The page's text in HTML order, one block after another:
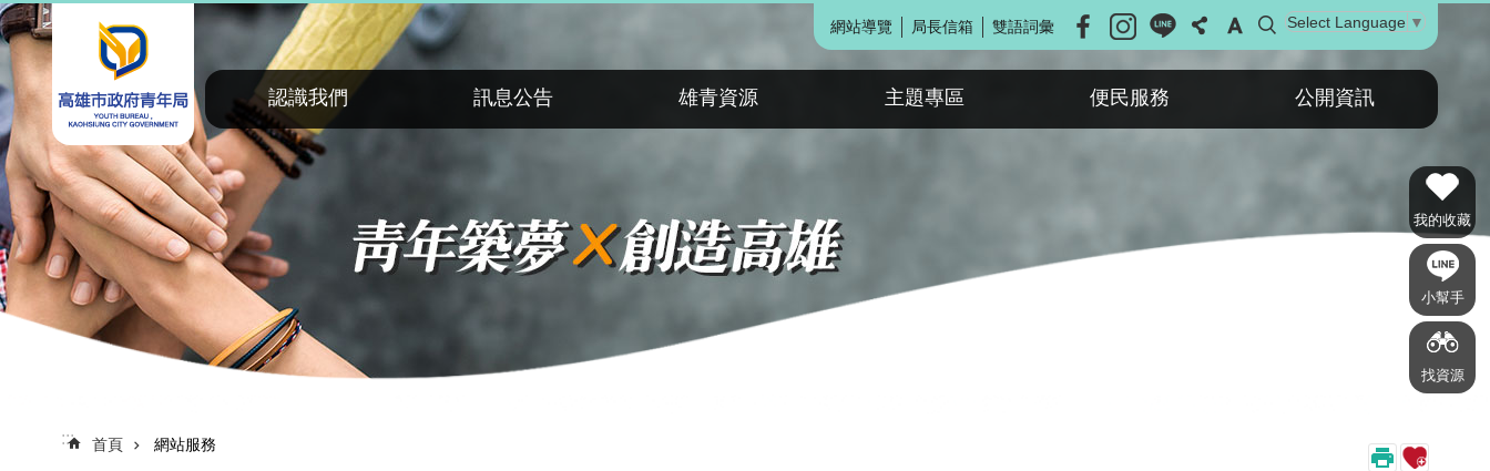
跳到主要內容區塊 網站導覽 局長信箱 雙語詞彙 Select Language ▼
認識我們 訊息公告 雄青資源 主題專區 便民服務 公開資訊
我的收藏
小幫手
找資源
::: 首頁 網站服務